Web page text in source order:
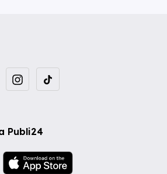
Publi24